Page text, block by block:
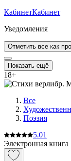
КабинетКабинет
Уведомления
Отметить все как
Показать ещё
18+
Все
Поэзия
5.01
Электронная книга